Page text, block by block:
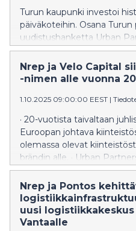
rakentamiseen tulevien
Partnersin hallinnoimien
mahdollistavat hankkeiden
tarvittaessa myös ilman
rahoitus on kiristynyt.
vahvan kehittäjäkumppanin
asuntokonseptin voimme
muutoin hyvin vähän.
houkuttelevan
tässäkin
kauniita, laadukkaita,
Turun kaupunki investoi
päiväkoteihin. Osana Turun
uudistushanketta Urban
Lapti rakentavat
kestävää ja laadukasta
omaan käyttöön.
Nrep ja Velo Capital
-nimen alle vuonna
1.10.2025 09:00:00 EEST |
· 20-vuotista taivaltaan
Euroopan johtava
olemassa olevat
brändin alle. · Urban
2023, ja se on pitänyt
Tulevien kuukausien
poistuvat käytöstä, ja
Urban Partners brändin
vahvistaa entisestään
Nrep ja Pontos
uusi
Vantaalle